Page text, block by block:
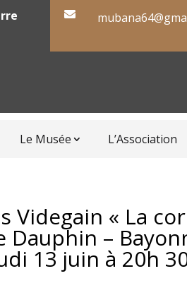

Le Musée L’Association
Videgain « La
Dauphin –
13 juin à 20h 30